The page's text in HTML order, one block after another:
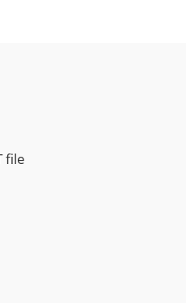
file